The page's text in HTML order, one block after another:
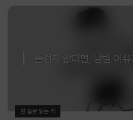
즐겁지 않다면, 달릴 이
한 줄로 읽는 책